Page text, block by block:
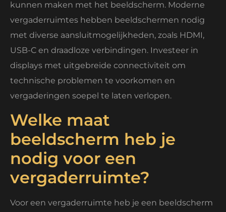
kunnen maken met het beeldscherm. Moderne
vergaderruimtes hebben beeldschermen nodig
met diverse aansluitmogelijkheden, zoals HDMI,
USB-C en draadloze verbindingen. Investeer in
displays met uitgebreide connectiviteit om
technische problemen te voorkomen en
vergaderingen soepel te laten verlopen.
Welke maat
beeldscherm heb je
nodig voor een
vergaderruimte?
Voor een vergaderruimte heb je een beeldscherm